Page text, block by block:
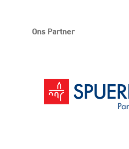
Ons Partner